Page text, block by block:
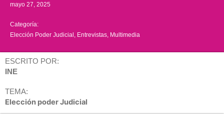
mayo 27, 2025
Categoría:
Elección Poder Judicial Entrevistas Multimedia
ESCRITO POR:
INE
TEMA:
Elección poder Judicial